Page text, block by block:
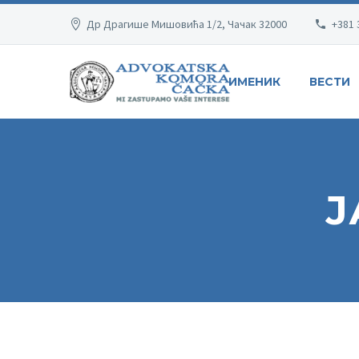
Др Драгише Мишовића 1/2, Чачак 32000 +381
ИМЕНИК ВЕСТИ